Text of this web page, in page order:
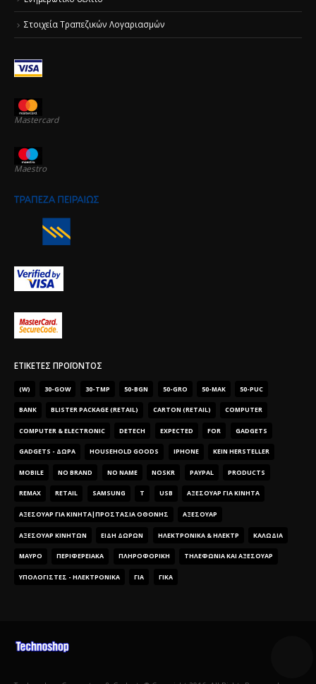
Στοιχεία Τραπεζικών Λογαριασμών
Mastercard
Maestro
ΕΤΙΚΈΤΕΣ ΠΡΟΪΌΝΤΟΣ
(W) 30-GOW 30-TMP 50-BGN 50-GRO 50-MAK 50-PUC
BANK BLISTER PACKAGE (RETAIL) CARTON (RETAIL) COMPUTER
COMPUTER & ELECTRONIC DETECH EXPECTED FOR GADGETS
GADGETS - ΔΏΡΑ HOUSEHOLD GOODS IPHONE KEIN HERSTELLER
MOBILE NO BRAND NO NAME NOSKR PAYPAL PRODUCTS
REMAX RETAIL SAMSUNG T USB ΑΞΕΣΟΥΑΡ ΓΙΑ ΚΙΝΗΤΑ
ΑΞΕΣΟΥΑΡ ΓΙΑ ΚΙΝΗΤΑ|ΠΡΟΣΤΑΣΊΑ ΟΘΌΝΗΣ ΑΞΕΣΟΥΆΡ
ΑΞΕΣΟΥΆΡ ΚΙΝΗΤΏΝ ΕΊΔΗ ΔΏΡΩΝ ΗΛΕΚΤΡΟΝΙΚΆ & ΗΛΕΚΤΡ ΚΑΛΏΔΙΑ
ΜΑΎΡΟ ΠΕΡΙΦΕΡΕΙΑΚΆ ΠΛΗΡΟΦΟΡΙΚΉ ΤΗΛΕΦΩΝΊΑ ΚΑΙ ΑΞΕΣΟΥΆΡ
ΥΠΟΛΟΓΙΣΤΈΣ - ΗΛΕΚΤΡΟΝΙΚΆ ΓΙΑ ΓΙΚΆ